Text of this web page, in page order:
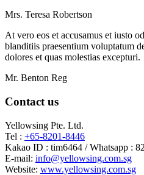
Mrs. Teresa Robertson
At vero eos et accusamus et iusto
blanditiis praesentium voluptatum
dolores et quas molestias excepturi.
Mr. Benton Reg
Contact us
Yellowsing Pte. Ltd.
Tel : +65-8201-8446
Kakao ID : tim6464 / Whatsapp :
E-mail: info@yellowsing.com.sg
Website: www.yellowsing.com.sg